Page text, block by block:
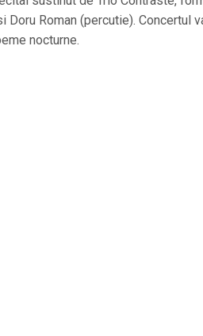
Roman (percutie). Concertul
nocturne.